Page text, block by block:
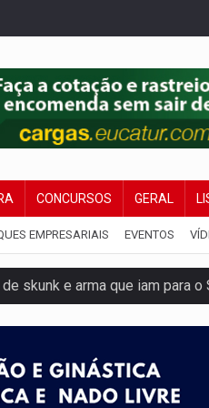
CONCURSOS GERAL
EMPRESARIAIS EVENTOS
skunk e arma que iam para o
armas e drogas após crime
frente de academia